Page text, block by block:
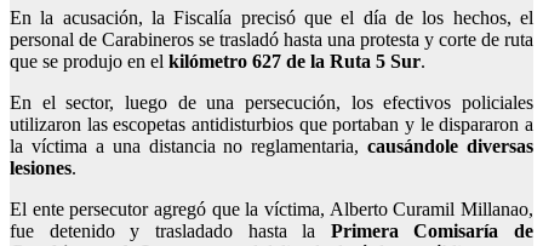
En la acusación, la Fiscalía precisó que el día de los hechos, el
personal de Carabineros se trasladó hasta una protesta y corte de ruta
que se produjo en el kilómetro 627 de la Ruta 5 Sur.
En el sector, luego de una persecución, los efectivos policiales
utilizaron las escopetas antidisturbios que portaban y le dispararon a
la víctima a una distancia no reglamentaria,causándole diversas
lesiones.
El ente persecutor agregó que la víctima, Alberto Curamil Millanao,
fue detenido y trasladado hasta la Primera Comisaría de